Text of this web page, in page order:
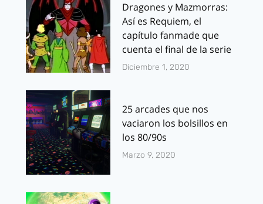
Dragones y Mazmorras:
Así es Requiem, el
capítulo fanmade que
cuenta el final de la serie
Diciembre 1, 2020
25 arcades que nos
vaciaron los bolsillos en
los 80/90s
Marzo 9, 2020